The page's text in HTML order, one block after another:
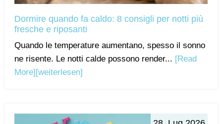
Dormire quando fa caldo: 8 consigli per notti più
fresche e riposanti
Quando le temperature aumentano, spesso il sonno
ne risente. Le notti calde possono render... [Read
More] [weiterlesen]